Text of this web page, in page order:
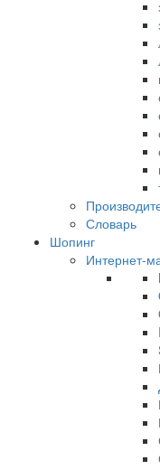
Словарь
Шопинг
Интернет-